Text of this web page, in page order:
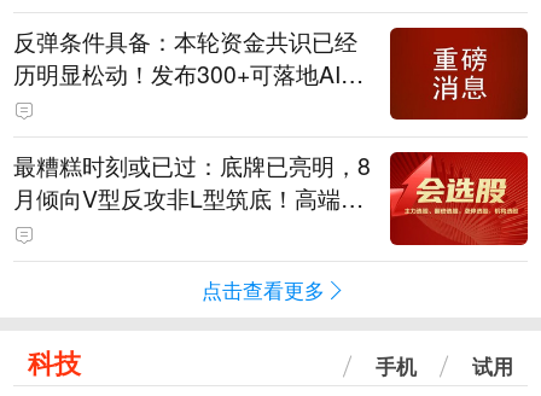
反弹条件具备：本轮资金共识已经
历明显松动！发布300+可落地AI应
用；跨境支付+AI智能体；密码安全
主力军
最糟糕时刻或已过：底牌已亮明，8
月倾向V型反攻非L型筑底！高端制
造与跨境电商融合；IT设备+机器人
+芯片
点击查看更多
科技 手机 试用